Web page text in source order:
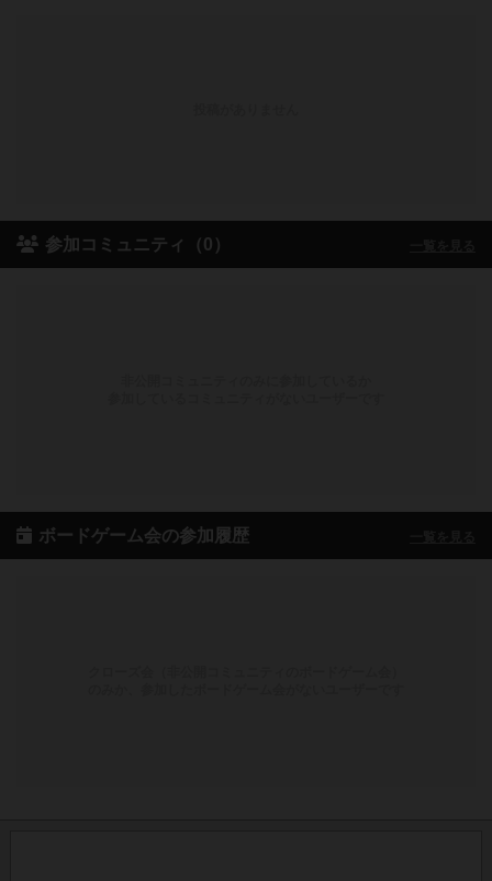
参加コミュニティ（0）
ボードゲーム会の参加履歴